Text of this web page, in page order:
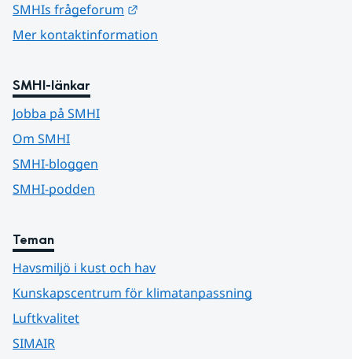
SMHIs frågeforum
Mer kontaktinformation
SMHI-länkar
Jobba på SMHI
Om SMHI
SMHI-bloggen
SMHI-podden
Teman
Havsmiljö i kust och hav
Kunskapscentrum för klimatanpassning
Luftkvalitet
SIMAIR